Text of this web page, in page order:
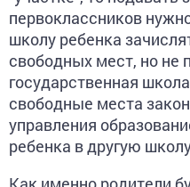
первоклассников
школу ребенка
свободных мест, но не
государственная
свободные места
управления
ребенка в другую